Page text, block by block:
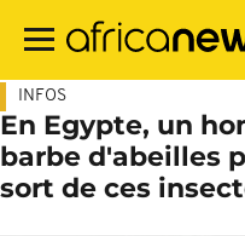
contenu
INFOS
En Egypte, un
barbe d'abeilles
sort de ces